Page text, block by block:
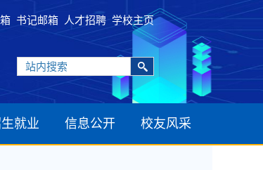
书记邮箱 人才招聘 学校主页
就业 信息公开 校友风采